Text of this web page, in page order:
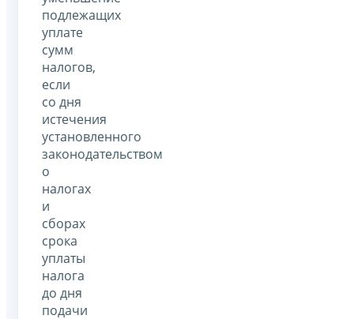
подлежащих
уплате
сумм
налогов,
если
со дня
истечения
установленного
законодательством
о
налогах
и
сборах
срока
уплаты
налога
до дня
подачи